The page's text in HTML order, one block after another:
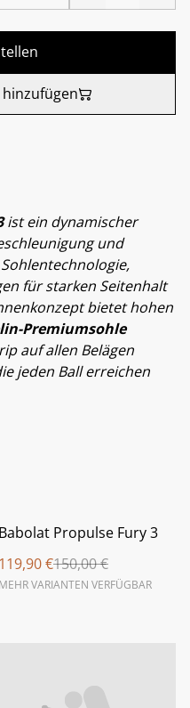
ist ein dynamischer
und
für starken Seitenhalt
bietet hohen
Premiumsohle
auf allen Belägen
jeden Ball erreichen
%
Babolat Propulse Fury 3
119,90 €150,00 €
MEHR VARIANTEN VERFÜGBAR